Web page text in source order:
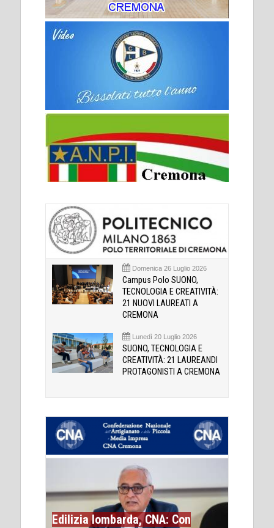
Domenica 26 Luglio 2026
Campus Polo SUONO,
TECNOLOGIA E CREATIVITÀ:
21 NUOVI LAUREATI A
CREMONA
Lunedì 20 Luglio 2026
SUONO, TECNOLOGIA E
CREATIVITÀ: 21 LAUREANDI
PROTAGONISTI A CREMONA
Edilizia lombarda, CNA: Con